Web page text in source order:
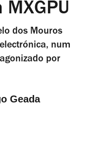
dos Mouros
num
por
Geada